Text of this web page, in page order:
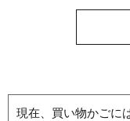
現在、買い物かごに